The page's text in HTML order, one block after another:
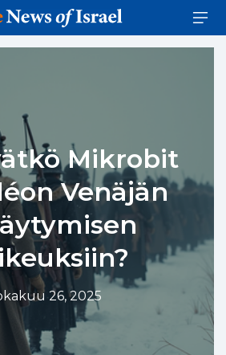
Mikrobit
Venäjän
26, 2025